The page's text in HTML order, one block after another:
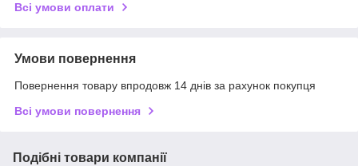
Всі умови оплати
Умови повернення
Повернення товару впродовж 14 днів за рахунок покупця
Всі умови повернення
Подібні товари компанії